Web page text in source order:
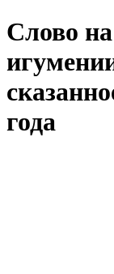
Слово
года